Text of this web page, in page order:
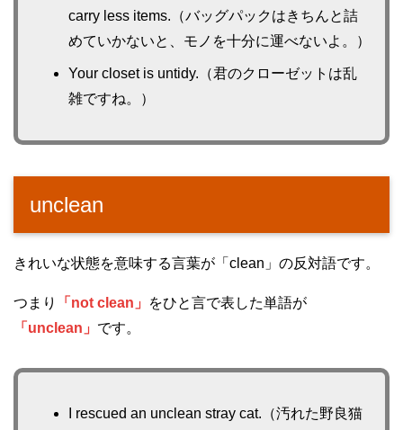
carry less items.（バッグパックはきちんと詰
めていかないと、モノを十分に運べないよ。）
Your closet is untidy.（君のクローゼットは乱
雑ですね。）
unclean
きれいな状態を意味する言葉が「clean」の反対語です。
つまり 「not clean」
をひと言で表した単語が
「unclean」 です。
I rescued an unclean stray cat.（汚れた野良猫